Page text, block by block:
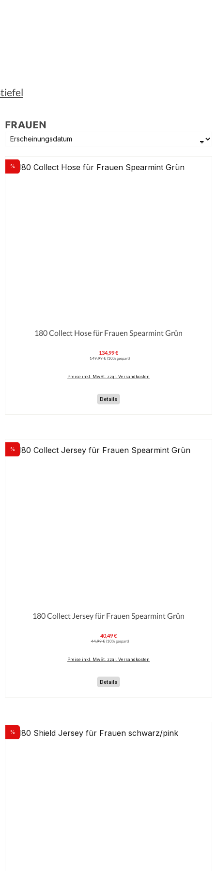
FRAUEN
Rabatt
%
180 Collect Hose für Frauen Spearmint Grün
Verkaufspreis:
134,99 €
Regulärer Preis:
149,99 € (10% gespart)
Preise inkl. MwSt. zzgl. Versandkosten
Details
Rabatt
%
180 Collect Jersey für Frauen Spearmint Grün
Verkaufspreis:
40,49 €
Regulärer Preis:
44,99 € (10% gespart)
Preise inkl. MwSt. zzgl. Versandkosten
Details
Rabatt
%